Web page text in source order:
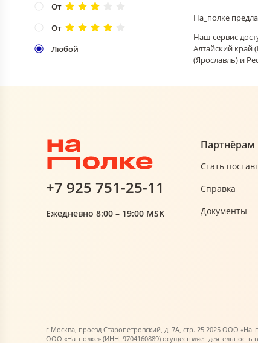
От
От
Любой
На_полке
Наш сервис
Алтайский край
(Ярославль) и
+7 925 751-25-11
Ежедневно 8:00 – 19:00 MSK
Партнёрам
Стать
Справка
Документы
г Москва, проезд Старопетровский, д. 7А, стр. 25 2025 ООО
ООО «На_полке» (ИНН: 9704160889) осуществляет